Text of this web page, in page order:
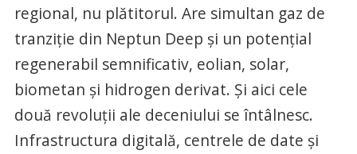
regional, nu plătitorul. Are simultan gaz de
tranziție din Neptun Deep și un potențial
regenerabil semnificativ, eolian, solar,
biometan și hidrogen derivat. Și aici cele
două revoluții ale deceniului se întâlnesc.
Infrastructura digitală, centrele de date și